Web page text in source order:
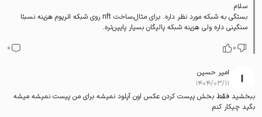
سلام
بستگی به شبکه مورد نظر داره. برای مثال،‌ساخت nft روی شبکه اتریوم هزینه نسبتا
سنگینی داره ولی هزینه شبکه پالیگان بسیار پایین‌تره.
0
0
امیر حسین
۱۴۰۴/۰۳/۱۱
ببخشید فقط بخش پیست کردن عکس اون آپلود نمیشه برای من پیست نمیشه میشه
بگید چیکار کنم